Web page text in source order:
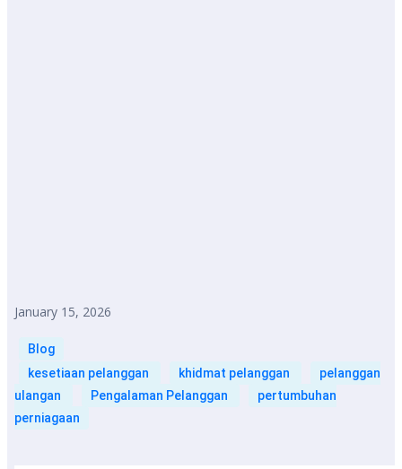
January 15, 2026
Blog
kesetiaan pelanggan
khidmat pelanggan
pelanggan
ulangan
Pengalaman Pelanggan
pertumbuhan
perniagaan